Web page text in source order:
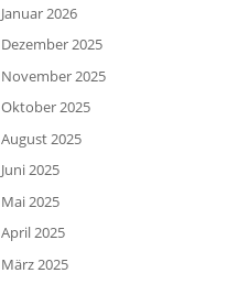
Januar 2026
Dezember 2025
November 2025
Oktober 2025
August 2025
Juni 2025
Mai 2025
April 2025
März 2025